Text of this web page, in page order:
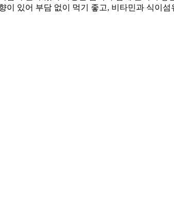
이 있어 부담 없이 먹기 좋고, 비타민과 식이